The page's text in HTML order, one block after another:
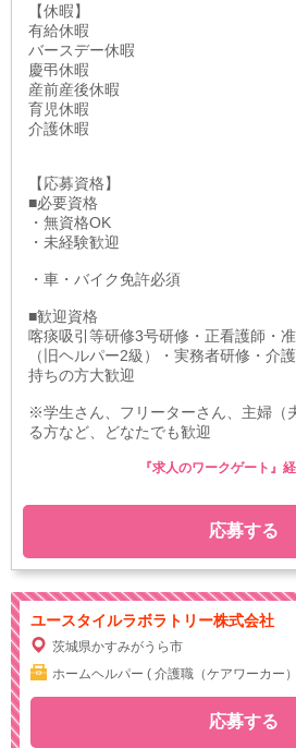
【休暇】
有給休暇
バースデー休暇
慶弔休暇
産前産後休暇
育児休暇
介護休暇
【応募資格】
■必要資格
・無資格OK
・未経験歓迎
・車・バイク免許必須
■歓迎資格
喀痰吸引等研修3号研修・正看護師・
（旧ヘルパー2級）・実務者研修・介
持ちの方大歓迎
※学生さん、フリーターさん、主婦（
る方など、どなたでも歓迎
応募する
『求人のワークゲート』
ユースタイルラボラトリー株式会社
茨城県かすみがうら市
ホームヘルパー ( 介護職（ケアワーカー
応募する